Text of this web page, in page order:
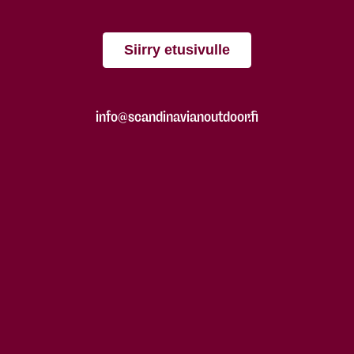
Siirry etusivulle
info@scandinavianoutdoor.fi